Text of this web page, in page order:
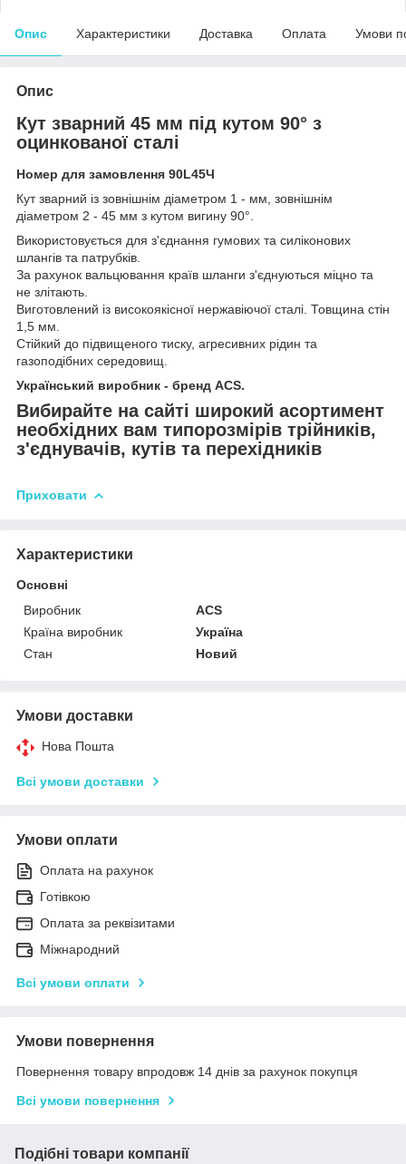
Опис Характеристики Доставка Оплата Умови
Опис
Кут зварний 45 мм під кутом 90° з
оцинкованої сталі
Номер для замовлення 90L45Ч
Кут зварний із зовнішнім діаметром 1 - мм, зовнішнім
діаметром 2 - 45 мм з кутом вигину 90°.
Використовується для з'єднання гумових та силіконових
шлангів та патрубків.
За рахунок вальцювання країв шланги з'єднуються міцно та
не злітають.
Виготовлений із високоякісної нержавіючої сталі. Товщина стін
1,5 мм.
Стійкий до підвищеного тиску, агресивних рідин та
газоподібних середовищ.
Український виробник - бренд ACS.
Вибирайте на сайті широкий асортимент
необхідних вам типорозмірів трійників,
з'єднувачів, кутів та перехідників
Приховати
Характеристики
Основні
Виробник
ACS
Країна виробник
Україна
Стан
Новий
Умови доставки
Нова Пошта
Всі умови доставки
Умови оплати
Оплата на рахунок
Готівкою
Оплата за реквізитами
Міжнародний
Всі умови оплати
Умови повернення
Повернення товару впродовж 14 днів за рахунок покупця
Всі умови повернення
Подібні товари компанії